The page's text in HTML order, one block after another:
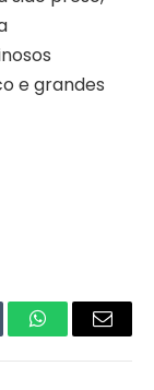
e grandes
WhatsAppEmail